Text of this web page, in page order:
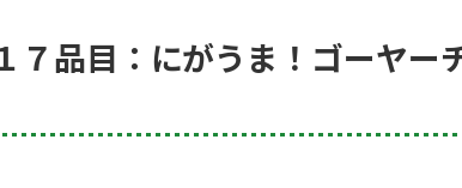
品目：にがうま！ゴーヤー